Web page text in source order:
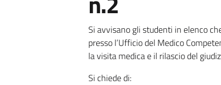
Si avvisano gli studenti in elenco
presso l’Ufficio del Medico
la visita medica e il rilascio del
Si chiede di: